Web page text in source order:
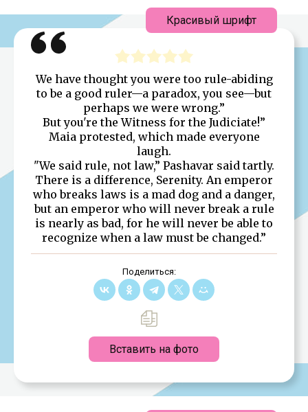
We have thought you were too rule-abiding
to be a good ruler—a paradox, you see—but
perhaps we were wrong.”
But you're the Witness for the Judiciate!”
Maia protested, which made everyone
laugh.
"We said rule, not law,” Pashavar said tartly.
There is a difference, Serenity. An emperor
who breaks laws is a mad dog and a danger,
but an emperor who will never break a rule
is nearly as bad, for he will never be able to
recognize when a law must be changed.”
Поделиться:
Вставить на фото
Красивый шрифт